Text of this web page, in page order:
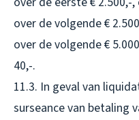
over de volgende €
over de volgende €
40,-.
11.3. In geval van
surseance van betaling